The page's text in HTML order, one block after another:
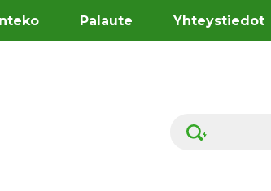
Palaute Yhteystiedot
Hae sivustolta